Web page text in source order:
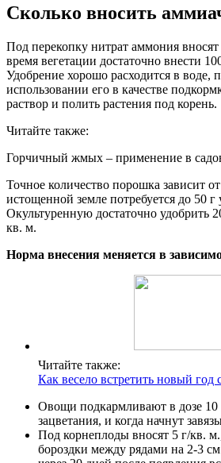
Сколько вносить
Под перекопку нитрат аммония вносят
время вегетации достаточно внести
Удобрение хорошо расходится в воде,
использовании его в качестве
раствор и полить растения под корень.
Читайте также:
Горчичный жмых – применение в
Точное количество порошка зависит
истощенной земле потребуется до 50
Окультуренную достаточно удобрить
кв. м.
Норма внесения меняется в
Читайте также:
Как весело встретить новый год
Овощи подкармливают в дозе
зацветания, и когда начнут
Под корнеплоды вносят 5 г/кв.
бороздки между рядами на 2-3